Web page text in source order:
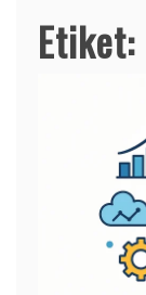
Etiket: